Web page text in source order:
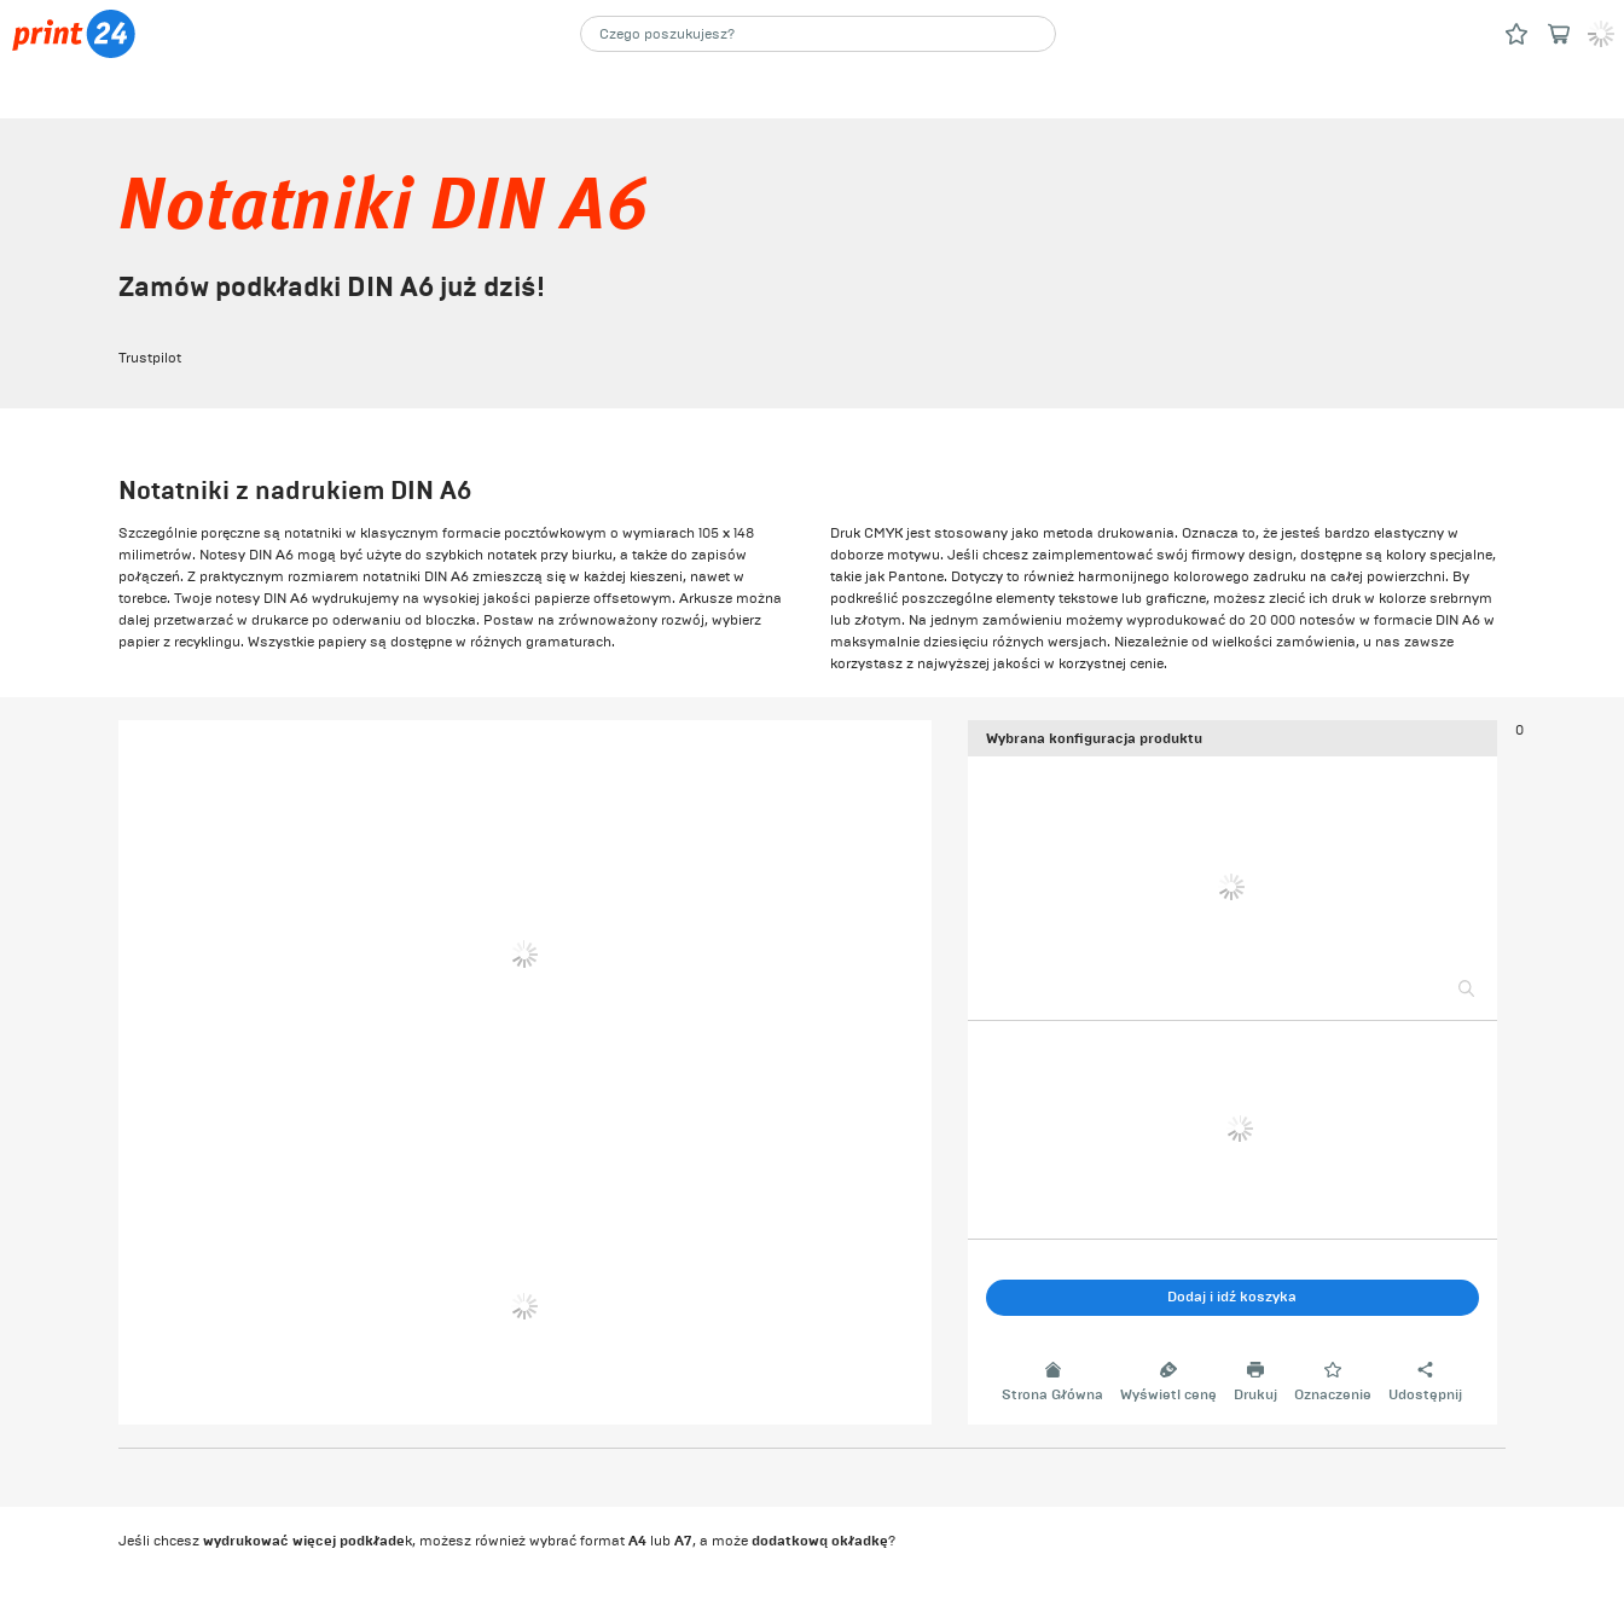
Notatniki DIN A6
Zamów podkładki DIN A6 już dziś!
Trustpilot
Notatniki z nadrukiem DIN A6
Szczególnie poręczne są notatniki w klasycznym formacie pocztówkowym o wymiarach 105 x 148
milimetrów. Notesy DIN A6 mogą być użyte do szybkich notatek przy biurku, a także do zapisów
połączeń. Z praktycznym rozmiarem notatniki DIN A6 zmieszczą się w każdej kieszeni, nawet w
torebce. Twoje notesy DIN A6 wydrukujemy na wysokiej jakości papierze offsetowym. Arkusze można
dalej przetwarzać w drukarce po oderwaniu od bloczka. Postaw na zrównoważony rozwój, wybierz
papier z recyklingu. Wszystkie papiery są dostępne w różnych gramaturach.
Druk CMYK jest stosowany jako metoda drukowania. Oznacza to, że jesteś bardzo elastyczny w
doborze motywu. Jeśli chcesz zaimplementować swój firmowy design, dostępne są kolory specjalne,
takie jak Pantone. Dotyczy to również harmonijnego kolorowego zadruku na całej powierzchni. By
podkreślić poszczególne elementy tekstowe lub graficzne, możesz zlecić ich druk w kolorze srebrnym
lub złotym. Na jednym zamówieniu możemy wyprodukować do 20 000 notesów w formacie DIN A6 w
maksymalnie dziesięciu różnych wersjach. Niezależnie od wielkości zamówienia, u nas zawsze
korzystasz z najwyższej jakości w korzystnej cenie.
Wybrana konfiguracja produktu
Dodaj i idź koszyka
Strona Główna Wyświetl cenę Drukuj Oznaczenie Udostępnij
0
Jeśli chceszwydrukować więcej podkładek, możesz również wybrać formatA4 lubA7, a możedodatkową okładkę?